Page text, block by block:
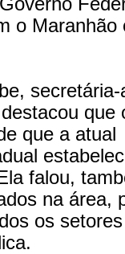
o Maranhão
que
que a atual
falou,
na área,
os